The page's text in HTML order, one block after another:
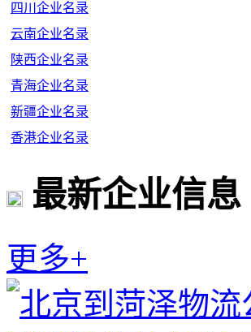
四川企业名录
云南企业名录
陕西企业名录
青海企业名录
新疆企业名录
香港企业名录
最新企业信息
更多+